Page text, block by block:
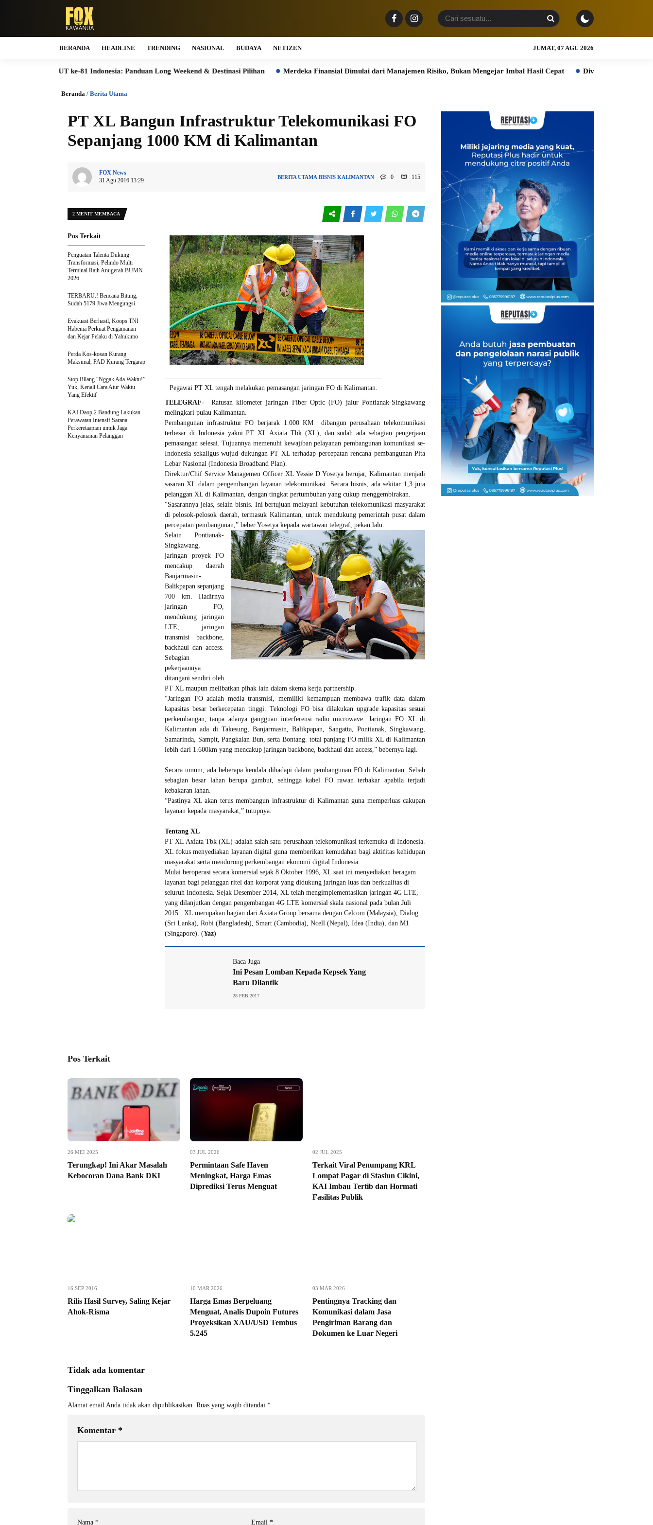
BERANDA HEADLINE TRENDING NASIONAL BUDAYA NETIZEN JUMAT, 07 AGU 2026
ke-81 Indonesia: Panduan Long Weekend & Destinasi Pilihan Merdeka Finansial Dimulai dari Manajemen Risiko, Bukan Mengejar Imbal Hasil Cepat Diversifikasi Sektor Jadi Penopang,
Beranda / Berita Utama
PT XL Bangun Infrastruktur Telekomunikasi FO
Sepanjang 1000 KM di Kalimantan
FOX News
31 Agu 2016 13:29
BERITA UTAMA BISNIS KALIMANTAN 0 115
2 MENIT MEMBACA
Pegawai PT XL tengah melakukan pemasangan jaringan FO di Kalimantan.
TELEGRAF- Ratusan kilometer jaringan Fiber Optic (FO) jalur Pontianak-Singkawang
melingkari pulau Kalimantan.
Pembangunan infrastruktur FO berjarak 1.000 KM dibangun perusahaan telekomunikasi
terbesar di Indonesia yakni PT XL Axiata Tbk (XL), dan sudah ada sebagian pengerjaan
pemasangan selesai. Tujuannya memenuhi kewajiban pelayanan pembangunan komunikasi se-
Indonesia sekaligus wujud dukungan PT XL terhadap percepatan rencana pembangunan Pita
Lebar Nasional (Indonesia Broadband Plan).
Direktur/Chif Service Managemen Officer XL Yessie D Yosetya berujar, Kalimantan menjadi
sasaran XL dalam pengembangan layanan telekomunikasi. Secara bisnis, ada sekitar 1,3 juta
pelanggan XL di Kalimantan, dengan tingkat pertumbuhan yang cukup menggembirakan.
“Sasarannya jelas, selain bisnis. Ini bertujuan melayani kebutuhan telekomunikasi masyarakat
di pelosok-pelosok daerah, termasuk Kalimantan, untuk mendukung pemerintah pusat dalam
percepatan pembangunan,” beber Yosetya kepada wartawan telegraf, pekan lalu.
Selain Pontianak-
Singkawang,
jaringan proyek FO
mencakup daerah
Banjarmasin-
Balikpapan sepanjang
700 km. Hadirnya
jaringan FO,
mendukung jaringan
LTE, jaringan
transmisi backbone,
backhaul dan access.
Sebagian
pekerjaannya
ditangani sendiri oleh
PT XL maupun melibatkan pihak lain dalam skema kerja partnership.
“Jaringan FO adalah media transmisi, memiliki kemampuan membawa trafik data dalam
kapasitas besar berkecepatan tinggi. Teknologi FO bisa dilakukan upgrade kapasitas sesuai
perkembangan, tanpa adanya gangguan interferensi radio microwave. Jaringan FO XL di
Kalimantan ada di Takesung, Banjarmasin, Balikpapan, Sangatta, Pontianak, Singkawang,
Samarinda, Sampit, Pangkalan Bun, serta Bontang. total panjang FO milik XL di Kalimantan
lebih dari 1.600km yang mencakup jaringan backbone, backhaul dan access,” bebernya lagi.
Secara umum, ada beberapa kendala dihadapi dalam pembangunan FO di Kalimantan. Sebab
sebagian besar lahan berupa gambut, sehingga kabel FO rawan terbakar apabila terjadi
kebakaran lahan.
“Pastinya XL akan terus membangun infrastruktur di Kalimantan guna memperluas cakupan
layanan kepada masyarakat,” tutupnya.
Tentang XL
PT XL Axiata Tbk (XL) adalah salah satu perusahaan telekomunikasi terkemuka di Indonesia.
XL fokus menyediakan layanan digital guna memberikan kemudahan bagi aktifitas kehidupan
masyarakat serta mendorong perkembangan ekonomi digital Indonesia.
Mulai beroperasi secara komersial sejak 8 Oktober 1996, XL saat ini menyediakan beragam
layanan bagi pelanggan ritel dan korporat yang didukung jaringan luas dan berkualitas di
seluruh Indonesia. Sejak Desember 2014, XL telah mengimplementasikan jaringan 4G LTE,
yang dilanjutkan dengan pengembangan 4G LTE komersial skala nasional pada bulan Juli
2015. XL merupakan bagian dari Axiata Group bersama dengan Celcom (Malaysia), Dialog
(Sri Lanka), Robi (Bangladesh), Smart (Cambodia), Ncell (Nepal), Idea (India), dan M1
(Singapore). (Yaz)
Baca Juga
Ini Pesan Lomban Kepada Kepsek Yang
Baru Dilantik
28 FEB 2017
Pos Terkait
Penguatan Talenta Dukung
Transformasi, Pelindo Multi
Terminal Raih Anugerah BUMN
2026
TERBARU.! Bencana Bitung,
Sudah 5179 Jiwa Mengungsi
Evakuasi Berhasil, Koops TNI
Habema Perkuat Pengamanan
dan Kejar Pelaku di Yahukimo
Perda Kos-kosan Kurang
Maksimal, PAD Kurang Tergarap
Stop Bilang “Nggak Ada Waktu!”
Yuk, Kenali Cara Atur Waktu
Yang Efektif
KAI Daop 2 Bandung Lakukan
Perawatan Intensif Sarana
Perkeretaapian untuk Jaga
Kenyamanan Pelanggan
Pos Terkait
26 MEI 2025
Terungkap! Ini Akar Masalah
Kebocoran Dana Bank DKI
03 JUL 2026
Permintaan Safe Haven
Meningkat, Harga Emas
Diprediksi Terus Menguat
02 JUL 2025
Terkait Viral Penumpang KRL
Lompat Pagar di Stasiun Cikini,
KAI Imbau Tertib dan Hormati
Fasilitas Publik
16 SEP 2016
Rilis Hasil Survey, Saling Kejar
Ahok-Risma
10 MAR 2026
Harga Emas Berpeluang
Menguat, Analis Dupoin Futures
Proyeksikan XAU/USD Tembus
5.245
03 MAR 2026
Pentingnya Tracking dan
Komunikasi dalam Jasa
Pengiriman Barang dan
Dokumen ke Luar Negeri
Tidak ada komentar
Tinggalkan Balasan
Alamat email Anda tidak akan dipublikasikan. Ruas yang wajib ditandai *
Komentar *
Nama * Email *